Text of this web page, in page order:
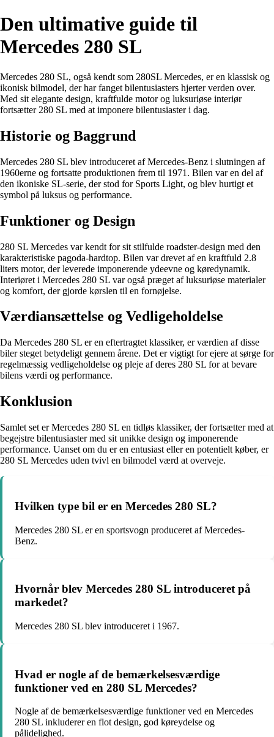
Den ultimative guide til
Mercedes 280 SL
Mercedes 280 SL, også kendt som 280SL Mercedes, er en klassisk og
ikonisk bilmodel, der har fanget bilentusiasters hjerter verden over.
Med sit elegante design, kraftfulde motor og luksuriøse interiør
fortsætter 280 SL med at imponere bilentusiaster i dag.
Historie og Baggrund
Mercedes 280 SL blev introduceret af Mercedes-Benz i slutningen af
1960erne og fortsatte produktionen frem til 1971. Bilen var en del af
den ikoniske SL-serie, der stod for Sports Light, og blev hurtigt et
symbol på luksus og performance.
Funktioner og Design
280 SL Mercedes var kendt for sit stilfulde roadster-design med den
karakteristiske pagoda-hardtop. Bilen var drevet af en kraftfuld 2.8
liters motor, der leverede imponerende ydeevne og køredynamik.
Interiøret i Mercedes 280 SL var også præget af luksuriøse materialer
og komfort, der gjorde kørslen til en fornøjelse.
Værdiansættelse og Vedligeholdelse
Da Mercedes 280 SL er en eftertragtet klassiker, er værdien af disse
biler steget betydeligt gennem årene. Det er vigtigt for ejere at sørge for
regelmæssig vedligeholdelse og pleje af deres 280 SL for at bevare
bilens værdi og performance.
Konklusion
Samlet set er Mercedes 280 SL en tidløs klassiker, der fortsætter med at
begejstre bilentusiaster med sit unikke design og imponerende
performance. Uanset om du er en entusiast eller en potentielt køber, er
280 SL Mercedes uden tvivl en bilmodel værd at overveje.
Hvilken type bil er en Mercedes 280 SL?
Mercedes 280 SL er en sportsvogn produceret af Mercedes-
Benz.
Hvornår blev Mercedes 280 SL introduceret på
markedet?
Mercedes 280 SL blev introduceret i 1967.
Hvad er nogle af de bemærkelsesværdige
funktioner ved en 280 SL Mercedes?
Nogle af de bemærkelsesværdige funktioner ved en Mercedes
280 SL inkluderer en flot design, god køreydelse og
pålidelighed.